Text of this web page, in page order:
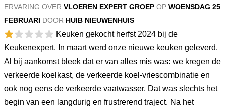
ERVARING OVER VLOEREN EXPERT GROEP OP WOENSDAG 25
FEBRUARI DOOR HUIB NIEUWENHUIS
Keuken gekocht herfst 2024 bij de
Keukenexpert. In maart werd onze nieuwe keuken geleverd.
Al bij aankomst bleek dat er van alles mis was: we kregen de
verkeerde koelkast, de verkeerde koel-vriescombinatie en
ook nog eens de verkeerde vaatwasser. Dat was slechts het
begin van een langdurig en frustrerend traject. Na het